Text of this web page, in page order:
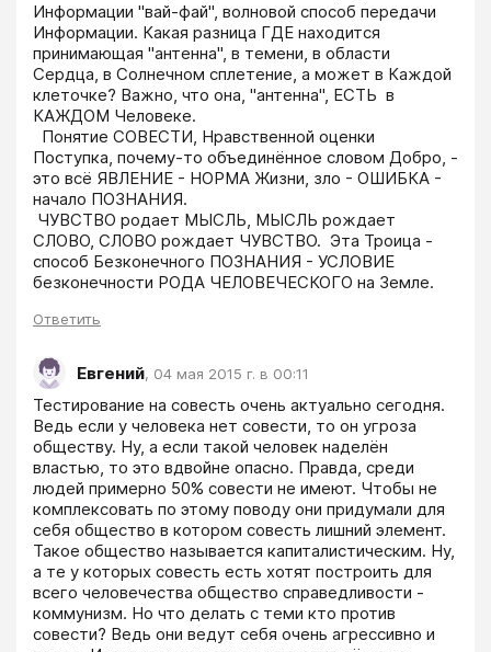
Информации "вай-фай", волновой способ передачи
Информации. Какая разница ГДЕ находится
принимающая "антенна", в темени, в области
Сердца, в Солнечном сплетение, а может в Каждой
клеточке? Важно, что она, "антенна", ЕСТЬ  в
КАЖДОМ Человеке.
Поступка, почему-то объединённое словом Добро, -
это всё ЯВЛЕНИЕ - НОРМА Жизни, зло - ОШИБКА -
начало ПОЗНАНИЯ.
СЛОВО, СЛОВО рождает ЧУВСТВО.  Эта Троица -
способ Безконечного ПОЗНАНИЯ - УСЛОВИЕ
безконечности РОДА ЧЕЛОВЕЧЕСКОГО на Земле.
Ответить
Евгений, 04 мая 2015 г. в 00:11
Тестирование на совесть очень актуально сегодня.
Ведь если у человека нет совести, то он угроза
обществу. Ну, а если такой человек наделён
властью, то это вдвойне опасно. Правда, среди
людей примерно 50% совести не имеют. Чтобы не
комплексовать по этому поводу они придумали для
себя общество в котором совесть лишний элемент.
Такое общество называется капиталистическим. Ну,
а те у которых совесть есть хотят построить для
всего человечества общество справедливости -
коммунизм. Но что делать с теми кто против
совести? Ведь они ведут себя очень агрессивно и